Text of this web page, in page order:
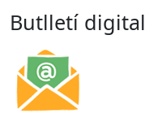
Butlletí digital